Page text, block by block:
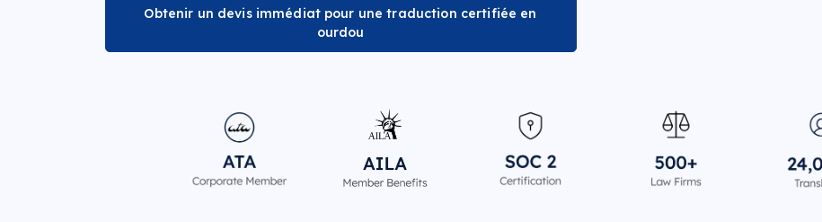
Obtenir un devis immédiat pour une traduction certifiée en
ourdou